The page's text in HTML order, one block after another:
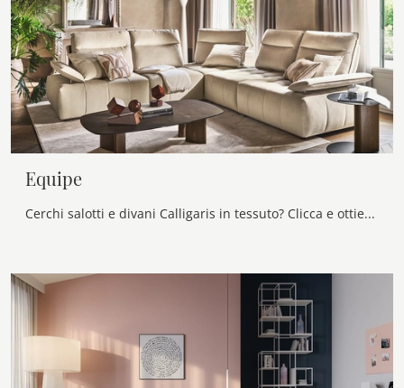
Equipe
Cerchi salotti e divani Calligaris in tessuto? Clicca e ottieni informazioni sul modello Equipe per spazi moderni.